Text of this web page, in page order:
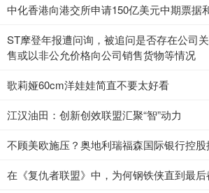
中化香港向港交所申请150亿美元中期票据
ST摩登年报遭问询，被追问是否存在公司
售或以非公允价格向公司销售货物等情况
歌莉娅60cm洋娃娃简直不要太好看
江汉油田：创新创效联盟汇聚“智”动力
不顾美欧施压？奥地利瑞福森国际银行控
在《复仇者联盟》中，为何钢铁侠直到最后